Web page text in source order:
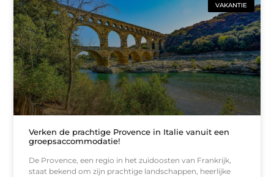
VAKANTIE
Verken de prachtige Provence in Italie vanuit een
groepsaccommodatie!
De Provence, een regio in het zuidoosten van Frankrijk,
staat bekend om zijn prachtige landschappen, heerlijke